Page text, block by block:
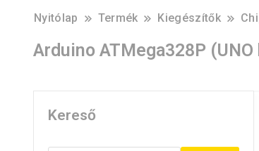
Nyitólap Termék Kiegészítők
Arduino ATMega328P
Kereső